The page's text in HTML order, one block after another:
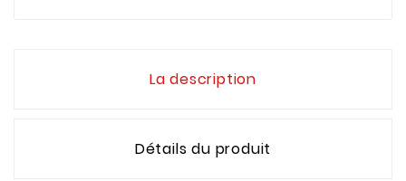
La description
Détails du produit